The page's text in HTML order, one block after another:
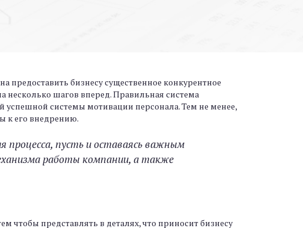
бизнесу существенное конкурентное
шагов вперед. Правильная система
успешной системы мотивации персонала. Тем не менее,
к его внедрению.
процесса, пусть и оставаясь важным
работы компании, а также
чтобы представлять в деталях, что приносит бизнесу